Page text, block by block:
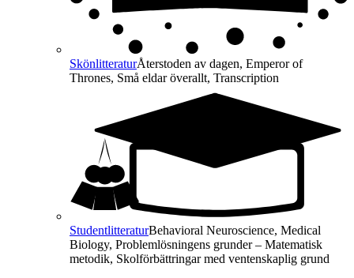
SkönlitteraturÅterstoden av dagen, Emperor of
Thrones, Små eldar överallt, Transcription
StudentlitteraturBehavioral Neuroscience, Medical
Biology, Problemlösningens grunder – Matematisk
metodik, Skolförbättringar med ventenskaplig grund